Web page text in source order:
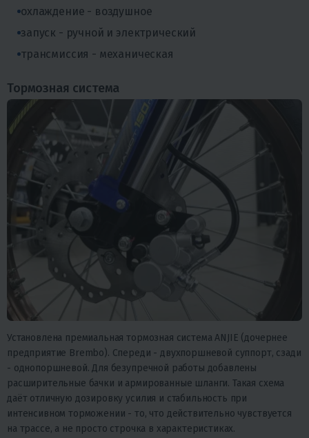
охлаждение - воздушное
запуск - ручной и электрический
трансмиссия - механическая
Тормозная система
Установлена премиальная тормозная система ANJIE (дочернее
предприятие Brembo). Спереди - двухпоршневой суппорт, сзади
- однопоршневой. Для безупречной работы добавлены
расширительные бачки и армированные шланги. Такая схема
даёт отличную дозировку усилия и стабильность при
интенсивном торможении - то, что действительно чувствуется
на трассе, а не просто строчка в характеристиках.